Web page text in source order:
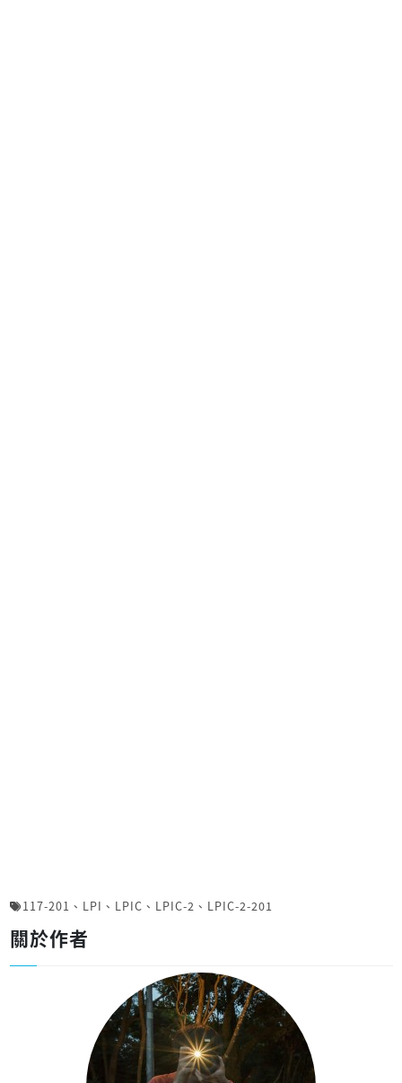
117-201 、 LPI 、 LPIC 、 LPIC-2 、 LPIC-2-201
關於作者